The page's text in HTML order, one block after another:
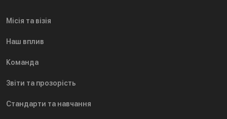
Місія та візія
Наш вплив
Команда
Звіти та прозорість
Стандарти та навчання